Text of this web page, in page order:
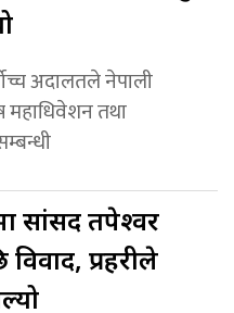
अदालतले नेपाली
महाधिवेशन तथा
सांसद तपेश्वर
प्रहरीले